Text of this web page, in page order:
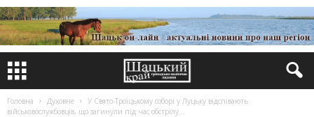
Головна Духовне
У Свято-Троїцькому соборі у Луцьку відспівають
військовослужбовців, що загинули під час обстрілу...